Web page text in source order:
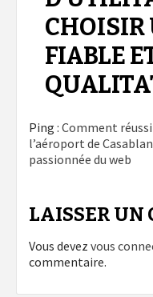
CHOISIR
FIABLE
Ping : Comment
l’aéroport de
passionnée du web
LAISSER UN
Vous devez vous
commentaire.